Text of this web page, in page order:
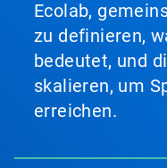
Ecolab,
zu definieren,
bedeutet, und
skalieren, um
erreichen.